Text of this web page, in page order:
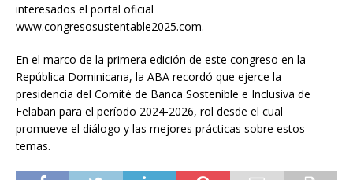
interesados el portal oficial
www.congresosustentable2025.com.
En el marco de la primera edición de este congreso en la
República Dominicana, la ABA recordó que ejerce la
presidencia del Comité de Banca Sostenible e Inclusiva de
Felaban para el período 2024-2026, rol desde el cual
promueve el diálogo y las mejores prácticas sobre estos
temas.